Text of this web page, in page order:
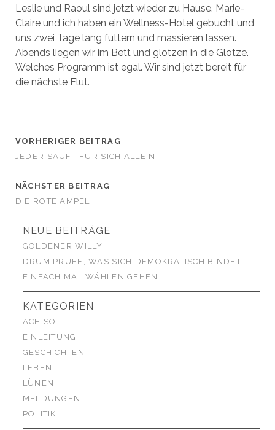
Leslie und Raoul sind jetzt wieder zu Hause. Marie-
Claire und ich haben ein Wellness-Hotel gebucht und
uns zwei Tage lang füttern und massieren lassen.
Abends liegen wir im Bett und glotzen in die Glotze.
Welches Programm ist egal. Wir sind jetzt bereit für
die nächste Flut.
VORHERIGER BEITRAG
JEDER SÄUFT FÜR SICH ALLEIN
NÄCHSTER BEITRAG
DIE ROTE AMPEL
NEUE BEITRÄGE
GOLDENER WILLY
DRUM PRÜFE, WAS SICH DEMOKRATISCH BINDET
EINFACH MAL WÄHLEN GEHEN
KATEGORIEN
ACH SO
EINLEITUNG
GESCHICHTEN
LEBEN
LÜNEN
MELDUNGEN
POLITIK